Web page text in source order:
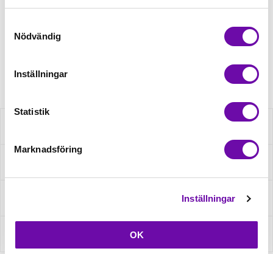
Nödvändig
Inställningar
Statistik
Marknadsföring
Inställningar
OK
Minsta beställning: 1 st